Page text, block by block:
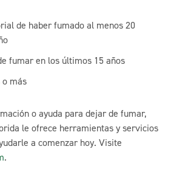
de haber fumado al menos 20
fumar en los últimos 15 años
o más
o ayuda para dejar de fumar,
le ofrece herramientas y servicios
a comenzar hoy. Visite
.